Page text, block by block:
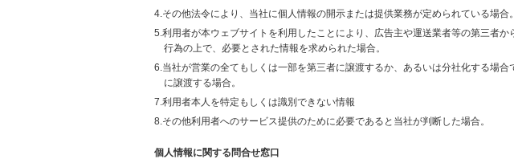
4.その他法令により、当社に個人情報の開示または提供業務が定められている場合。
5.利用者が本ウェブサイトを利用したことにより、広告主や運送業者等の第三者
行為の上で、必要とされた情報を求められた場合。
6.当社が営業の全てもしくは一部を第三者に譲渡するか、あるいは分社化する場
に譲渡する場合。
7.利用者本人を特定もしくは識別できない情報
8.その他利用者へのサービス提供のために必要であると当社が判断した場合。
個人情報に関する問合せ窓口